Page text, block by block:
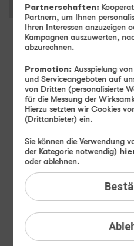
Kategorien
FAQ: Am häufigsten gesucht
Anbieterwechsel
Bestellen
Festnetz-Sperren
Festnetz-Rufnummern
Festnetz-Verbindungen
Festnetz-DSL-Störung
Partnerschaften:
Partnern, um Ihnen
Ihren Interessen anzuzeigen
Kampagnen auszuwerten,
abzurechnen.
Promotion: Ausspielung
und Serviceangeboten auf
von Dritten (personalisierte
für die Messung der
Hierzu setzten wir Cookies
(Drittanbieter) ein.
Sie können die Verwendung
der Kategorie notwendig)
oder ablehnen.